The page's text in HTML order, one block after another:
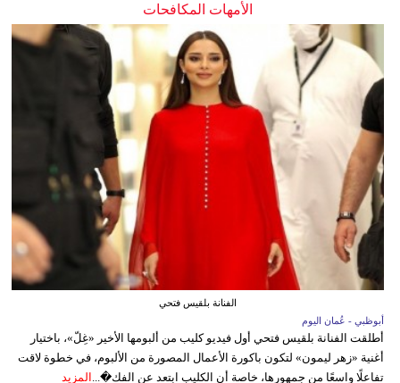
الأمهات المكافحات
الفنانة بلقيس فتحي
أبوظبي - عُمان اليوم
أطلقت الفنانة بلقيس فتحي أول فيديو كليب من ألبومها الأخير «غِلّ»، باختيار
أغنية «زهر ليمون» لتكون باكورة الأعمال المصورة من الألبوم، في خطوة لاقت
تفاعلًا واسعًا من جمهورها، خاصة أن الكليب ابتعد عن الفك�... المزيد